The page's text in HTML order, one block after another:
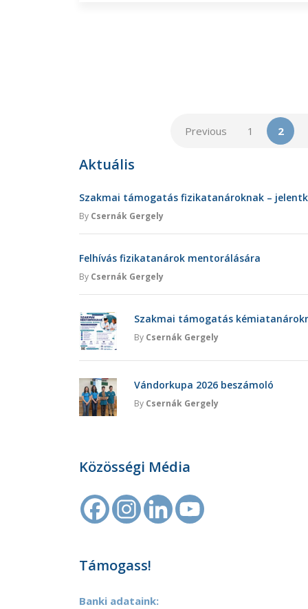
Previous 1 2
Aktuális
Szakmai támogatás fizikatanároknak –
By Csernák Gergely
Felhívás fizikatanárok mentorálására
By Csernák Gergely
Szakmai támogatás
By Csernák Gergely
Vándorkupa 2026 beszámoló
By Csernák Gergely
Közösségi Média
Támogass!
Banki adataink: